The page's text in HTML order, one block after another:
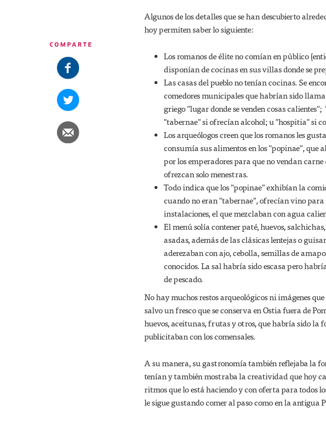
COMPARTE
Algunos de los detalles que se han descubierto
hoy permiten saber lo siguiente:
Los romanos de élite no comían en público
disponían de cocinas en sus villas donde se
Las casas del pueblo no tenían cocinas. Se
comedores municipales que habrían sido
griego "lugar donde se venden cosas
"tabernae" si ofrecían alcohol; u "hospitia" si
Los arqueólogos creen que los romanos les
consumía sus alimentos en los "popinae", que
por los emperadores para que no vendan
ofrezcan solo menestras.
Todo indica que los "popinae" exhibían la
cuando no eran "tabernae", ofrecían vino
instalaciones, el que mezclaban con agua
El menú solía contener paté, huevos,
asadas, además de las clásicas lentejas o
aderezaban con ajo, cebolla, semillas de
conocidos. La sal habría sido escasa pero
de pescado.
No hay muchos restos arqueológicos ni imágenes
salvo un fresco que se conserva en Ostia fuera de
huevos, aceitunas, frutas y otros, que habría sido la
publicitaban con los comensales.
A su manera, su gastronomía también reflejaba la
tenían y también mostraba la creatividad que hoy
ritmos que lo está haciendo y con oferta para todos
le sigue gustando comer al paso como en la antigua